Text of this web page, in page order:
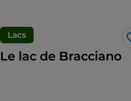
Lacs
Le lac de Bracciano